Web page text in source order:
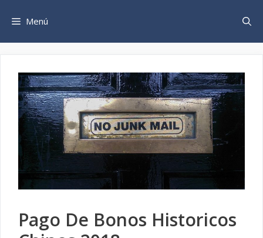
Menú
Pago De Bonos Historicos